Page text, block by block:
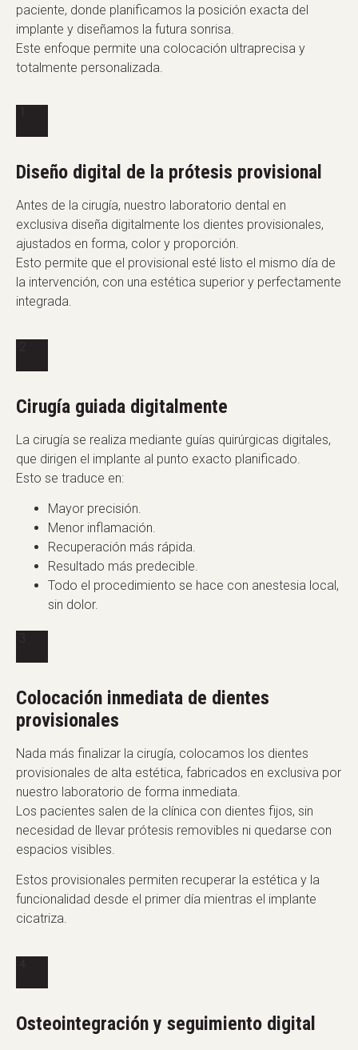
paciente, donde planificamos la posición exacta del
implante y diseñamos la futura sonrisa.
Este enfoque permite una colocación ultraprecisa y
totalmente personalizada.
Diseño digital de la prótesis provisional
Antes de la cirugía, nuestro laboratorio dental en
exclusiva diseña digitalmente los dientes provisionales,
ajustados en forma, color y proporción.
Esto permite que el provisional esté listo el mismo día de
la intervención, con una estética superior y perfectamente
integrada.
Cirugía guiada digitalmente
La cirugía se realiza mediante guías quirúrgicas digitales,
que dirigen el implante al punto exacto planificado.
Esto se traduce en:
Mayor precisión.
Menor inflamación.
Recuperación más rápida.
Resultado más predecible.
Todo el procedimiento se hace con anestesia local,
sin dolor.
Colocación inmediata de dientes
provisionales
Nada más finalizar la cirugía, colocamos los dientes
provisionales de alta estética, fabricados en exclusiva por
nuestro laboratorio de forma inmediata.
Los pacientes salen de la clínica con dientes fijos, sin
necesidad de llevar prótesis removibles ni quedarse con
espacios visibles.
Estos provisionales permiten recuperar la estética y la
funcionalidad desde el primer día mientras el implante
cicatriza.
Osteointegración y seguimiento digital